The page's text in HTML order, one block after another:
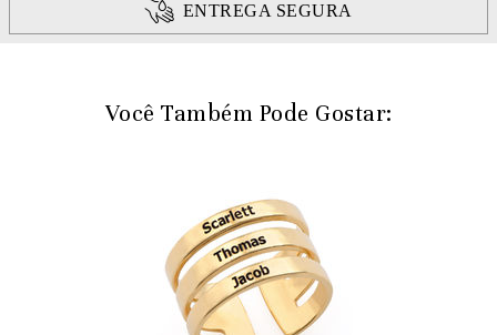
ENTREGA SEGURA
Você Também Pode Gostar: